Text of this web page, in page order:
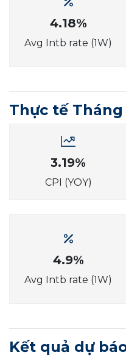
4.18%
Avg Intb rate (1W)
Thực tế Tháng
3.19%
CPI (YOY)
4.9%
Avg Intb rate (1W)
Kết quả dự